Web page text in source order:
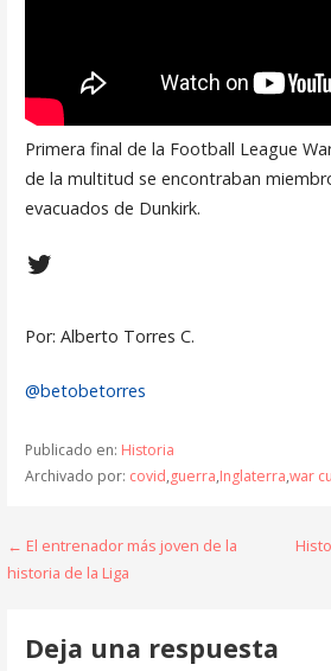
Primera final de la Football League
de la multitud se encontraban
evacuados de Dunkirk.
Twitter
Por: Alberto Torres C.
@betobetorres
Publicado en: Historia
Archivado por: covid,guerra,Inglaterra,war
Navegación
entradas
← El entrenador más joven de la
historia de la Liga
Deja una respuesta